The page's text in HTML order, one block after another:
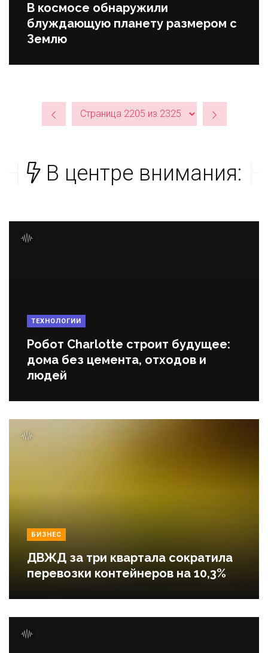
В космосе обнаружили
блуждающую планету размером с
Землю
В центре внимания:
ТЕХНОЛОГИИ
Робот Charlotte строит будущее:
дома без цемента, отходов и
людей
БИЗНЕС
ДВЖД за три квартала сократила
перевозки контейнеров на 10,3%